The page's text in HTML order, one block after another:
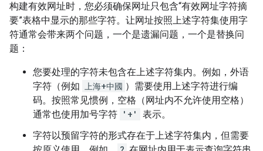
构建有效网址时，您必须确保网址只包含“有效网址字符摘
要”表格中显示的那些字符。让网址按照上述字符集使用字
符通常会带来两个问题，一个是遗漏问题，一个是替换问
题：
您要处理的字符未包含在上述字符集内。例如，外语
字符（例如 上海+中國 ）需要使用上述字符进行编
码。按照常见惯例，空格（网址内不允许使用空格）
通常也使用加号字符 '+'
表示。
字符以预留字符的形式存在于上述字符集内，但需要